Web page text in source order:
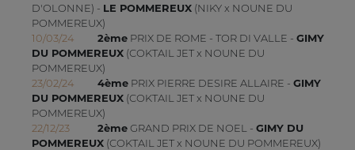
D'OLONNE) - LE POMMEREUX(NIKY x NOUNE DU
POMMEREUX)
10/03/24
2èmePRIX DE ROME - TOR DI VALLE - GIMY
DU POMMEREUX(COKTAIL JET x NOUNE DU
POMMEREUX)
23/02/24
4èmePRIX PIERRE DESIRE ALLAIRE - GIMY
DU POMMEREUX(COKTAIL JET x NOUNE DU
POMMEREUX)
22/12/23
2èmeGRAND PRIX DE NOEL - GIMY DU
POMMEREUX(COKTAIL JET x NOUNE DU POMMEREUX)